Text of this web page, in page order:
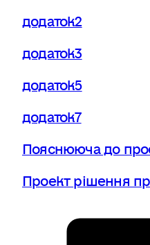
додаток2
додаток3
додаток5
додаток7
Пояснююча до
Проект рішення